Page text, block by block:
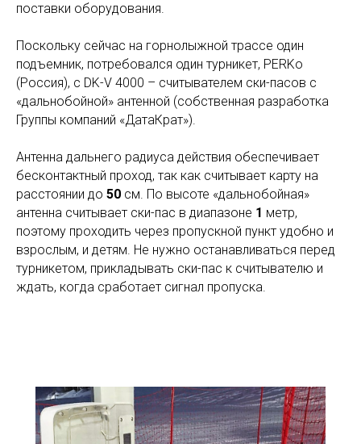
поставки оборудования.
Поскольку сейчас на горнолыжной трассе один
подъемник, потребовался один турникет, PERKo
(Россия), с DK-V 4000 – считывателем ски-пасов с
«дальнобойной» антенной (собственная разработка
Группы компаний «ДатаКрат»).
Антенна дальнего радиуса действия обеспечивает
бесконтактный проход, так как считывает карту на
расстоянии до 50 см. По высоте «дальнобойная»
антенна считывает ски-пас в диапазоне 1 метр,
поэтому проходить через пропускной пункт удобно и
взрослым, и детям. Не нужно останавливаться перед
турникетом, прикладывать ски-пас к считывателю и
ждать, когда сработает сигнал пропуска.